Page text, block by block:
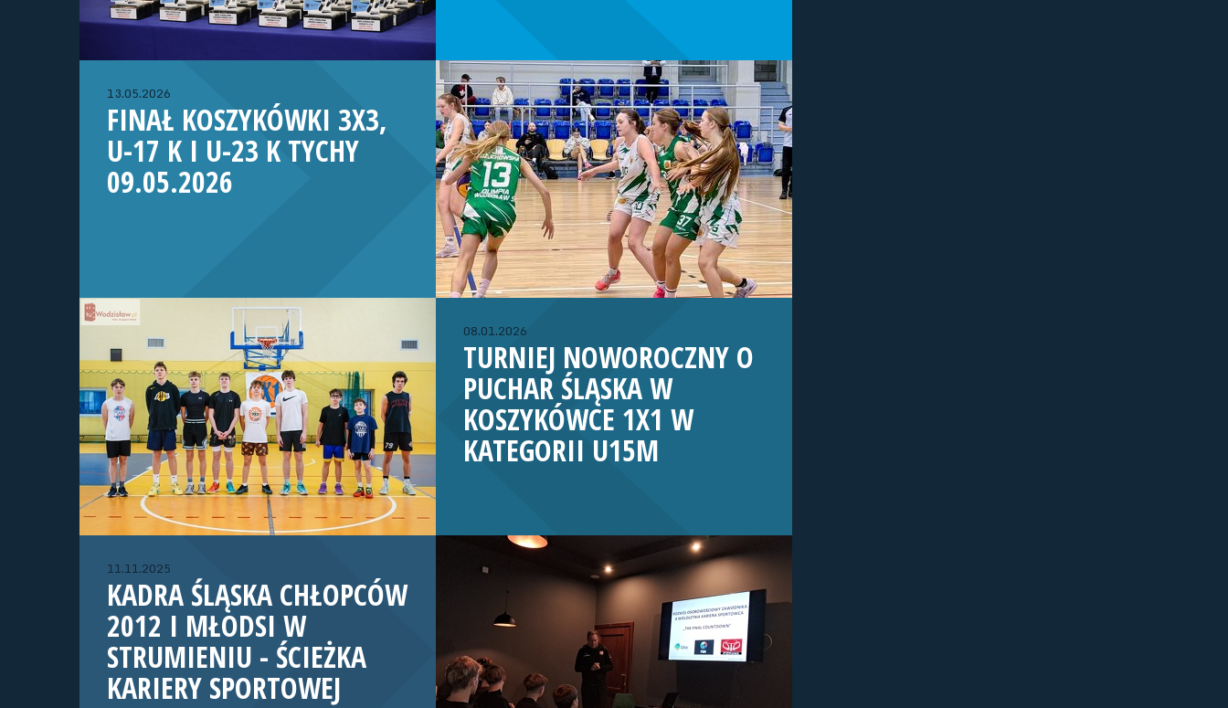
13.05.2026
FINAŁ KOSZYKÓWKI 3X3,
U-17 K I U-23 K TYCHY
09.05.2026
08.01.2026
TURNIEJ NOWOROCZNY O
PUCHAR ŚLĄSKA W
KOSZYKÓWCE 1X1 W
KATEGORII U15M
11.11.2025
KADRA ŚLĄSKA CHŁOPCÓW
2012 I MŁODSI W
STRUMIENIU - ŚCIEŻKA
KARIERY SPORTOWEJ